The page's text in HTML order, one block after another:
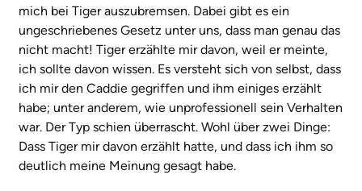
mich bei Tiger auszubremsen. Dabei gibt es ein
ungeschriebenes Gesetz unter uns, dass man genau das
nicht macht! Tiger erzählte mir davon, weil er meinte,
ich sollte davon wissen. Es versteht sich von selbst, dass
ich mir den Caddie gegriffen und ihm einiges erzählt
habe; unter anderem, wie unprofessionell sein Verhalten
war. Der Typ schien überrascht. Wohl über zwei Dinge:
Dass Tiger mir davon erzählt hatte, und dass ich ihm so
deutlich meine Meinung gesagt habe.